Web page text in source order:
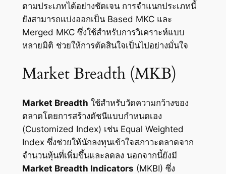
ตามประเภทได้อย่างชัดเจน การจำแนกประเภทนี้
ยังสามารถแบ่งออกเป็น Based MKC และ
Merged MKC ซึ่งใช้สำหรับการวิเคราะห์แบบ
หลายมิติ ช่วยให้การตัดสินใจเป็นไปอย่างมั่นใจ
Market Breadth (MKB)
Market Breadth ใช้สำหรับวัดความกว้างของ
ตลาดโดยการสร้างดัชนีแบบกำหนดเอง
(Customized Index) เช่น Equal Weighted
Index ซึ่งช่วยให้นักลงทุนเข้าใจสภาวะตลาดจาก
จำนวนหุ้นที่เพิ่มขึ้นและลดลง นอกจากนี้ยังมี
Market Breadth Indicators (MKBI) ซึ่ง